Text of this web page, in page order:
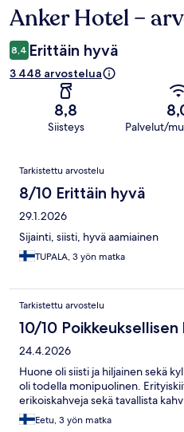
Arvostelut
Anker Hotel –
8,4 Erittäin hyvä
3 448 arvostelua
8,8
Siisteys Palvelut/
Arvostelut
Tarkistettu arvostelu
8/10 Erittäin hyvä
29.1.2026
Sijainti, siisti, hyvä aamiainen
TUPALA, 3 yön matka
Tarkistettu arvostelu
10/10 Poikkeuksellisen
24.4.2026
Huone oli siisti ja hiljainen sekä
oli todella monipuolinen.
erikoiskahveja sekä tavallista
Eetu, 3 yön matka